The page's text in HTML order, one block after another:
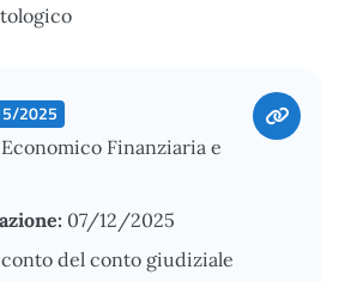
2025
Finanziaria e
07/12/2025
del conto giudiziale